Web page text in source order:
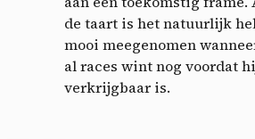
de taart is het natuurlijk
mooi meegenomen
al races wint nog voordat
verkrijgbaar is.